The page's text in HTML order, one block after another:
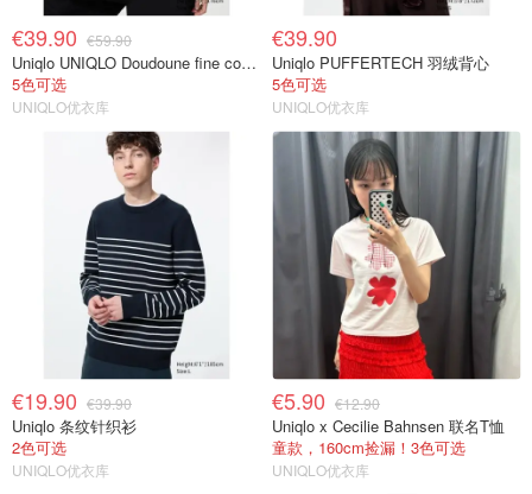
€39.90 €59.90
Uniqlo UNIQLO Doudoune fine compacte 女士羽绒服
5色可选
UNIQLO优衣库
€39.90
Uniqlo PUFFERTECH 羽绒背心
5色可选
UNIQLO优衣库
€19.90 €39.90
Uniqlo 条纹针织衫
2色可选
UNIQLO优衣库
€5.90 €12.90
Uniqlo x Cecilie Bahnsen 联名T恤
童款，160cm捡漏！3色可选
UNIQLO优衣库